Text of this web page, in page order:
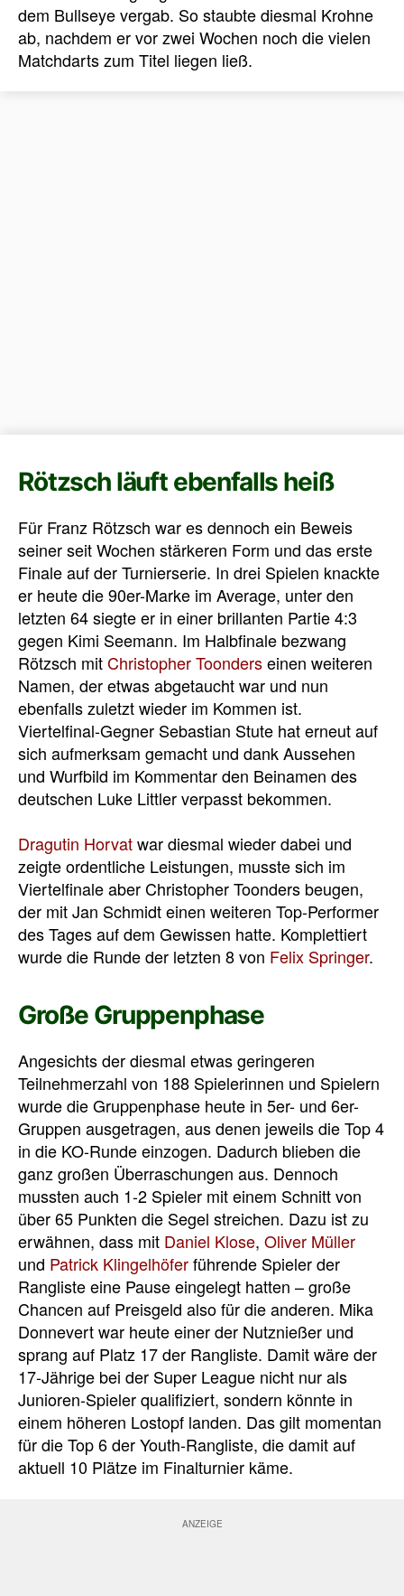
dem Bullseye vergab. So staubte diesmal Krohne
ab, nachdem er vor zwei Wochen noch die vielen
Matchdarts zum Titel liegen ließ.
Rötzsch läuft ebenfalls heiß
Für Franz Rötzsch war es dennoch ein Beweis
seiner seit Wochen stärkeren Form und das erste
Finale auf der Turnierserie. In drei Spielen knackte
er heute die 90er-Marke im Average, unter den
letzten 64 siegte er in einer brillanten Partie 4:3
gegen Kimi Seemann. Im Halbfinale bezwang
Rötzsch mitChristopher Toonderseinen weiteren
Namen, der etwas abgetaucht war und nun
ebenfalls zuletzt wieder im Kommen ist.
Viertelfinal-Gegner Sebastian Stute hat erneut auf
sich aufmerksam gemacht und dank Aussehen
und Wurfbild im Kommentar den Beinamen des
deutschen Luke Littler verpasst bekommen.
Dragutin Horvatwar diesmal wieder dabei und
zeigte ordentliche Leistungen, musste sich im
Viertelfinale aber Christopher Toonders beugen,
der mit Jan Schmidt einen weiteren Top-Performer
des Tages auf dem Gewissen hatte. Komplettiert
wurde die Runde der letzten 8 von Felix Springer.
Große Gruppenphase
Angesichts der diesmal etwas geringeren
Teilnehmerzahl von 188 Spielerinnen und Spielern
wurde die Gruppenphase heute in 5er- und 6er-
Gruppen ausgetragen, aus denen jeweils die Top 4
in die KO-Runde einzogen. Dadurch blieben die
ganz großen Überraschungen aus. Dennoch
mussten auch 1-2 Spieler mit einem Schnitt von
über 65 Punkten die Segel streichen. Dazu ist zu
erwähnen, dass mit Daniel Klose, Oliver Müller
und Patrick Klingelhöferführende Spieler der
Rangliste eine Pause eingelegt hatten – große
Chancen auf Preisgeld also für die anderen. Mika
Donnevert war heute einer der Nutznießer und
sprang auf Platz 17 der Rangliste. Damit wäre der
17-Jährige bei der Super League nicht nur als
Junioren-Spieler qualifiziert, sondern könnte in
einem höheren Lostopf landen. Das gilt momentan
für die Top 6 der Youth-Rangliste, die damit auf
aktuell 10 Plätze im Finalturnier käme.